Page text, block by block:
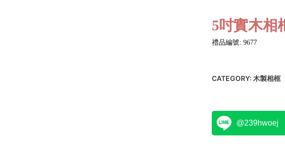
5吋實木相
禮品編號: 9677
CATEGORY:木製相框
@239hwoej